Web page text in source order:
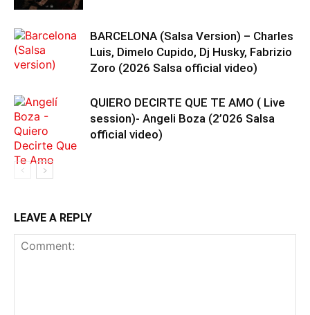
BARCELONA (Salsa Version) – Charles
Luis, Dimelo Cupido, Dj Husky, Fabrizio
Zoro (2026 Salsa official video)
QUIERO DECIRTE QUE TE AMO ( Live
session)- Angeli Boza (2’026 Salsa
official video)
LEAVE A REPLY